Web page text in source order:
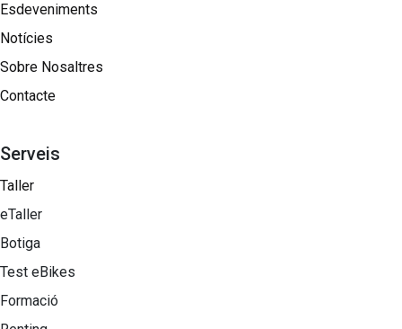
Esdeveniments
Notícies
Sobre Nosaltres​
Contacte
Serveis
Taller
eTaller
Botiga
Test eBikes
Formació